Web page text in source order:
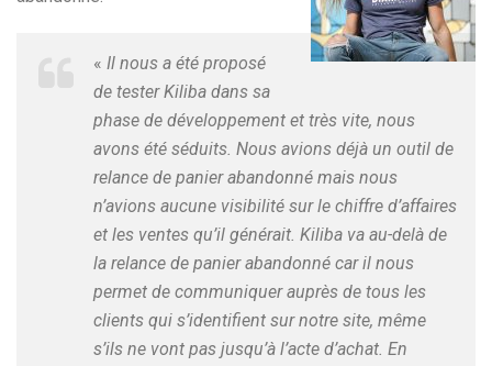
« Il nous a été proposé
de tester Kiliba dans sa
phase de développement et très vite, nous
avons été séduits. Nous avions déjà un outil de
relance de panier abandonné mais nous
n’avions aucune visibilité sur le chiffre d’affaires
et les ventes qu’il générait. Kiliba va au-delà de
la relance de panier abandonné car il nous
permet de communiquer auprès de tous les
clients qui s’identifient sur notre site, même
s’ils ne vont pas jusqu’à l’acte d’achat. En